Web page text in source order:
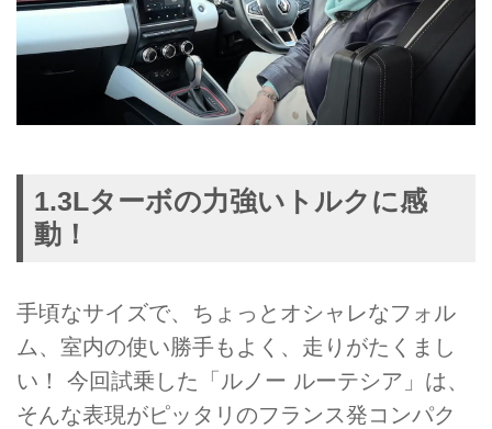
1.3Lターボの力強いトルクに感
動！
手頃なサイズで、ちょっとオシャレなフォル
ム、室内の使い勝手もよく、走りがたくまし
い！ 今回試乗した「ルノー ルーテシア」は、
そんな表現がピッタリのフランス発コンパク